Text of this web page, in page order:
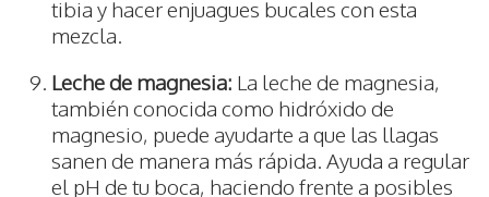
tibia y hacer enjuagues bucales con esta
mezcla.
Leche de magnesia: La leche de magnesia,
también conocida como hidróxido de
magnesio, puede ayudarte a que las llagas
sanen de manera más rápida. Ayuda a regular
el pH de tu boca, haciendo frente a posibles